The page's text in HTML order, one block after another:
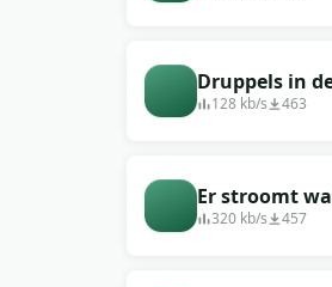
Druppels in
128 kb/s 463
Er stroomt
grot.
320 kb/s 457